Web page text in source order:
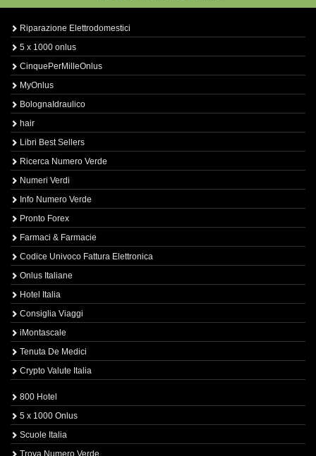
Riparazione Elettrodomestici
5 x 1000 onlus
CinquePerMilleOnlus
MyOnlus
BolognaIdraulico
hair
Libri Best Sellers
Ricerca Numero Verde
Numeri Verdi
Info Numero Verde
Pronto Forex
Farmaci & Farmacie
Codice Univoco Fattura Elettronica
Onlus Italiane
Hotel Italia
Consiglia Viaggi
iMontascale
Tenuta De Medici
Crypto Valute Italia
800 Hotel
5 x 1000 Onlus
Scuole Italia
Trova Numero Verde